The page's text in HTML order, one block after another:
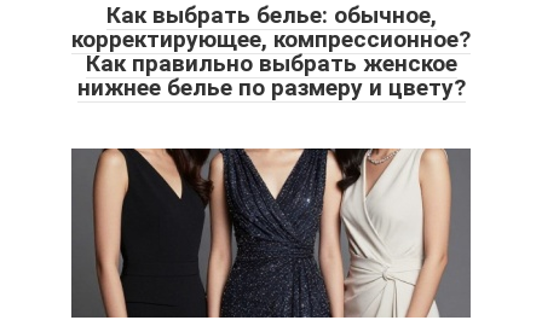
Как выбрать белье: обычное,
корректирующее, компрессионное?
Как правильно выбрать женское
нижнее белье по размеру и цвету?